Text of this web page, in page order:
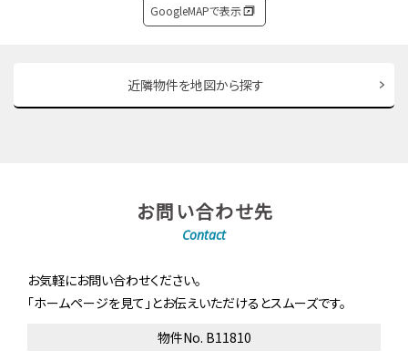
GoogleMAPで表示
近隣物件を地図から探す
お問い合わせ先
Contact
お気軽にお問い合わせください。
「ホームページを見て」とお伝えいただけるとスムーズです。
物件No. B11810